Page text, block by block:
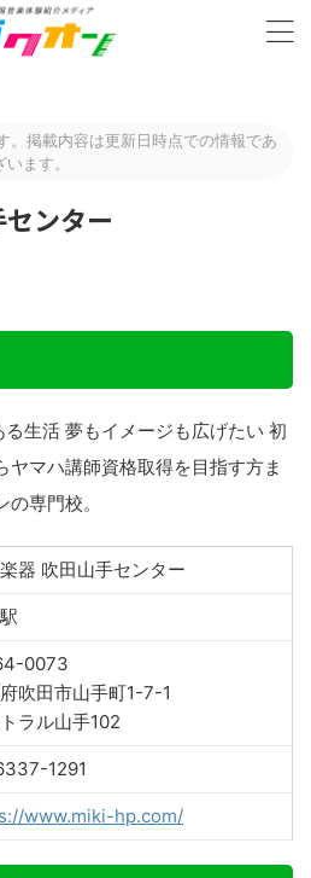
。掲載内容は更新日時点での情報であ
ます。
ンター
生活 夢もイメージも広げたい 初
ヤマハ講師資格取得を目指す方ま
専門校。
器 吹田山手センター
0073
吹田市山手町1-7-1
ラル山手102
1291
www.miki-hp.com/